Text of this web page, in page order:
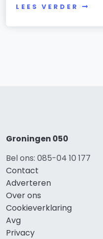
LEES VERDER
Groningen 050
Bel ons: 085-04 10 177
Contact
Adverteren
Over ons
Cookieverklaring
Avg
Privacy